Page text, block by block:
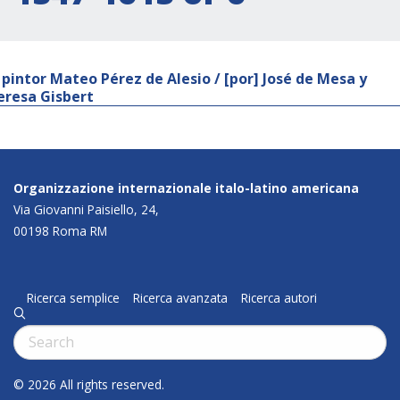
pintor Mateo Pérez de Alesio / [por] José de Mesa y
Gisbert
Organizzazione internazionale italo-latino americana
Via Giovanni Paisiello, 24,
00198 Roma RM
Ricerca semplice Ricerca avanzata Ricerca autori
q
Cerca:
© 2026 All rights reserved.